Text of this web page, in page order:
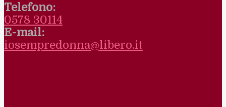
Telefono:
0578 30114
E-mail:
iosempredonna@libero.it